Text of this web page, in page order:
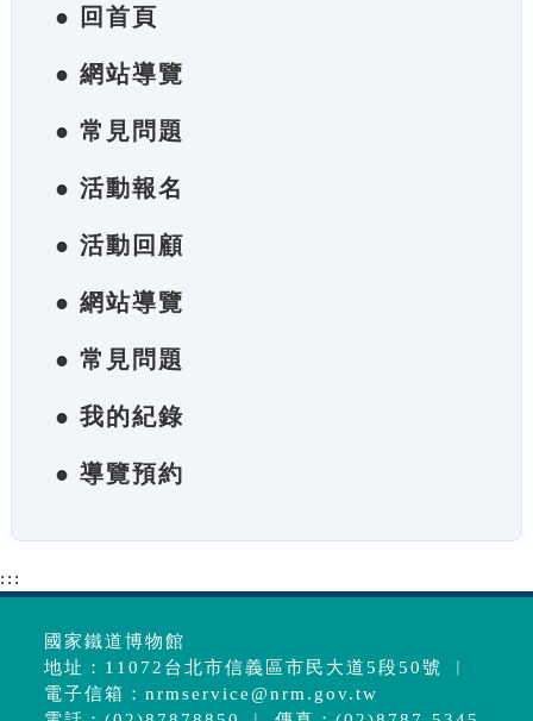
● 回首頁
● 網站導覽
● 常見問題
● 活動報名
● 活動回顧
● 網站導覽
● 常見問題
● 我的紀錄
● 導覽預約
:::
國家鐵道博物館
地址：11072台北市信義區市民大道5段50號 ︱
電子信箱：nrmservice@nrm.gov.tw